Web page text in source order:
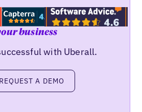
business
with Uberall.
a demo
REQUEST A DEMO